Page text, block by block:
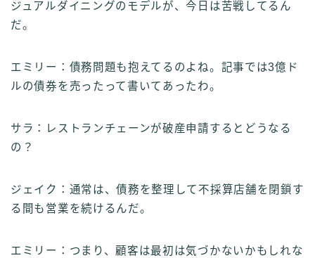
ジュアルダイニングのモデルが、今日は苦戦してるん
だ。
エミリー：債務問題も抱えてるのよね。記事では3億ド
ルの債券を売ったって書いてあったわ。
サラ：レストランチェーンが破産申請するとどうなる
の？
ジェイク：通常は、債務を整理して不採算店舗を閉鎖す
る間も営業を続けるんだ。
エミリー：つまり、顧客は最初は気づかないかもしれな